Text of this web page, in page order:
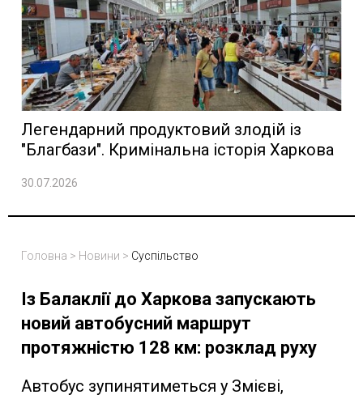
Легендарний продуктовий злодій із
"Благбази". Кримінальна історія Харкова
30.07.2026
Головна > Новини > Суспільство
Із Балаклії до Харкова запускають
новий автобусний маршрут
протяжністю 128 км: розклад руху
Автобус зупинятиметься у Змієві,